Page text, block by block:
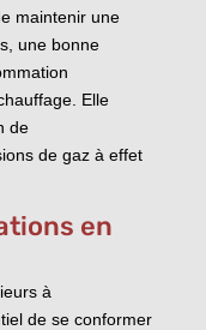
maintenir une
une bonne
Elle
de
de gaz à effet
en
à
de se conformer